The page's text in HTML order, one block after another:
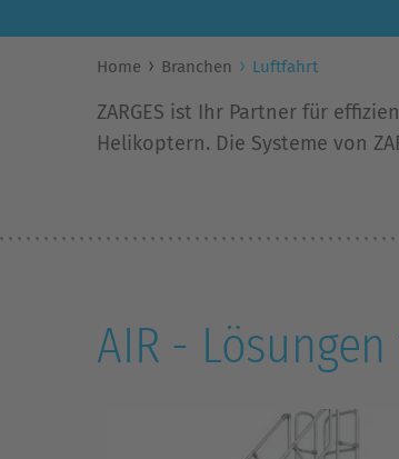
Home Branchen Luftfahrt
ZARGES ist Ihr Partner für
Helikoptern. Die Systeme von
AIR -